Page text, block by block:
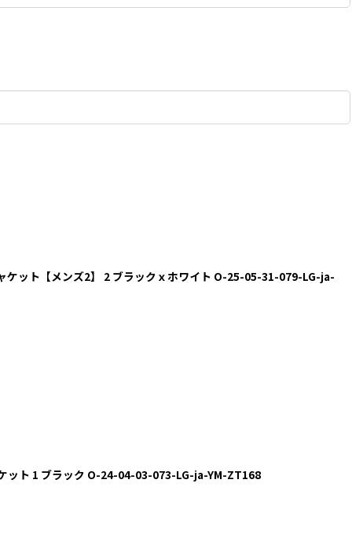
ット【メンズ2】 2 ブラックｘホワイト O-25-05-31-079-LG-ja-
ット 1 ブラック O-24-04-03-073-LG-ja-YM-ZT168